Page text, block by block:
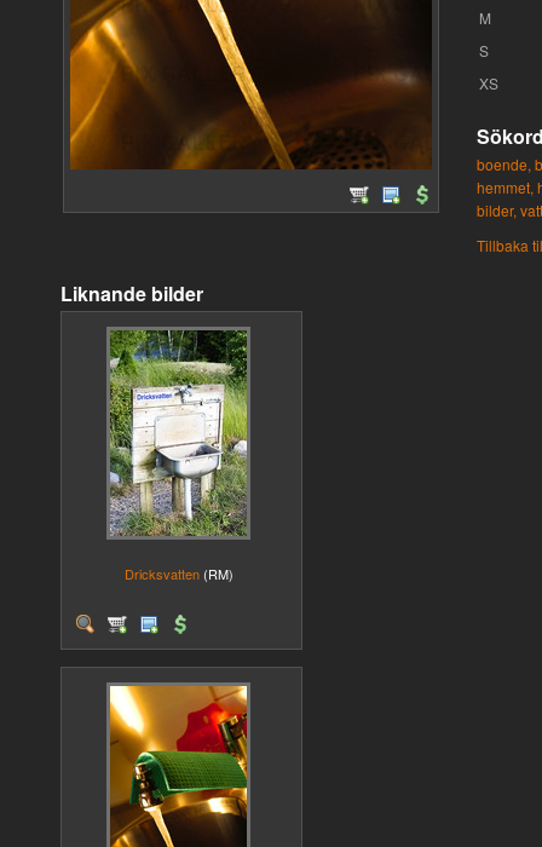
M
S
XS
boende,
hemmet,
bilder,
Tillbaka
Liknande bilder
Dricksvatten (RM)